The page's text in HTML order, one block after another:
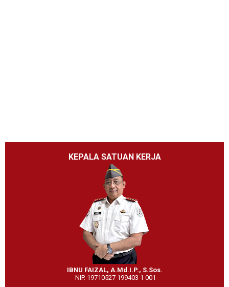
KEPALA SATUAN KERJA
IBNU FAIZAL, A.Md.I.P., S.Sos.
NIP. 19710527 199403 1 001